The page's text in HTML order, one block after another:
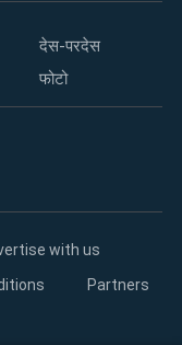
देस-परदेस
फोटो
with us
Partners